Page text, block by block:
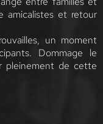
amicalistes et retour
un moment
Dommage le
pleinement de cette